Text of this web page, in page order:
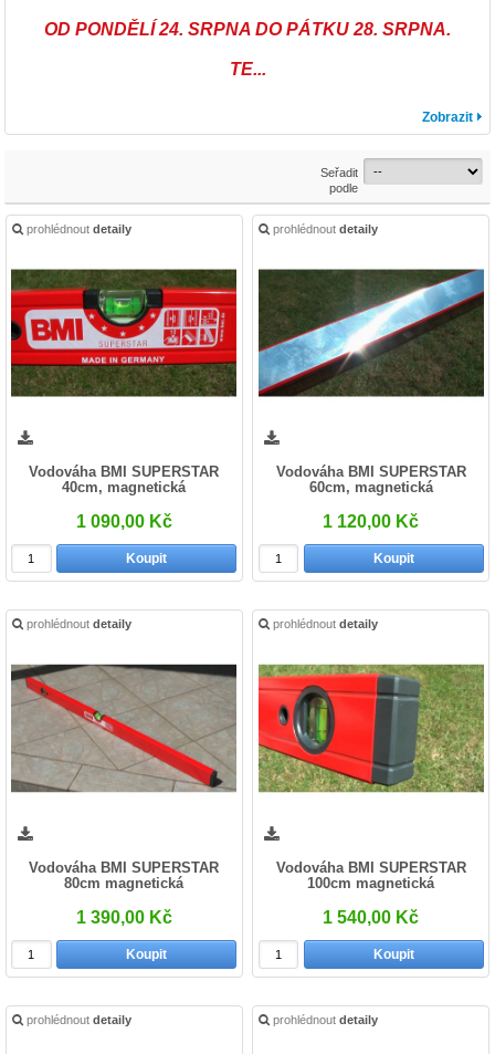
OD PONDĚLÍ 24. SRPNA DO PÁTKU 28. SRPNA.
TE...
Zobrazit
Seřadit
podle
prohlédnout detaily
Vodováha BMI SUPERSTAR
40cm, magnetická
1 090,00 Kč
Koupit
prohlédnoutdetaily
Vodováha BMI SUPERSTAR
60cm, magnetická
1 120,00 Kč
Koupit
prohlédnout detaily
Vodováha BMI SUPERSTAR
80cm magnetická
1 390,00 Kč
Koupit
prohlédnoutdetaily
Vodováha BMI SUPERSTAR
100cm magnetická
1 540,00 Kč
Koupit
prohlédnout detaily prohlédnoutdetaily